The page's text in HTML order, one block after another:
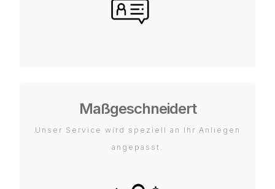
Maßgeschneidert
Unser Service wird speziell an Ihr Anliegen
angepasst.